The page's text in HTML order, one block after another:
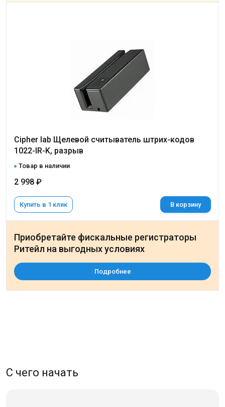
Cipher lab Щелевой считыватель штрих-кодов
1022-IR-K, разрыв
Товар в наличии
2 998 ₽
Купить в 1 клик В корзину
Приобретайте фискальные регистраторы
Ритейл на выгодных условиях
Подробнее
С чего начать